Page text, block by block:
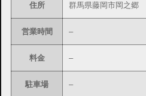
住所 群馬県藤岡市岡之郷
営業時間 –
料金 –
駐車場 –